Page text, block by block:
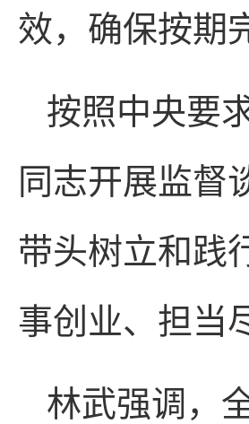
效，确保按期
按照中央要
同志开展监督
带头树立和践
事创业、担当
林武强调，